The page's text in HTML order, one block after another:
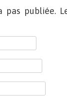
pas publiée.